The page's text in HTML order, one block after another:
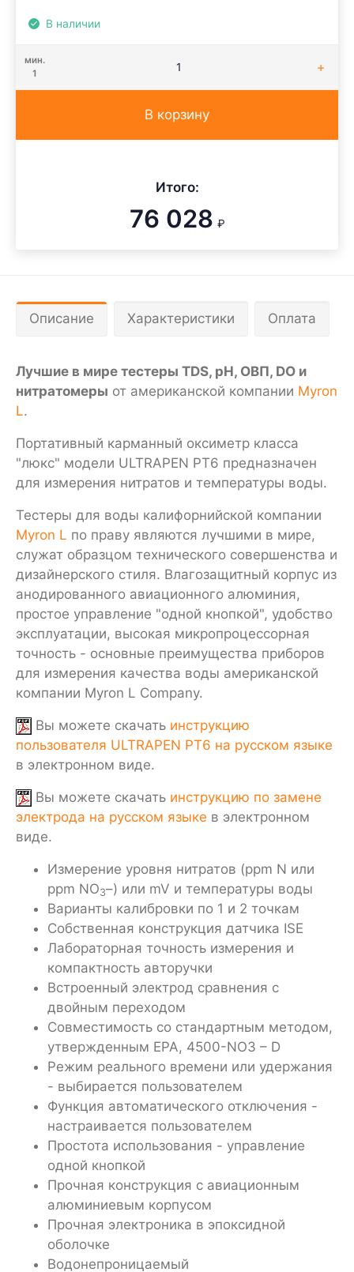
В наличии
мин.
1
В корзину
Итого:
76 028 ₽
Описание Характеристики Оплата
Лучшие в мире тестеры TDS, pH, ОВП, DO и
нитратомеры от американской компании Myron
L.
Портативный карманный оксиметр класса
"люкс" модели ULTRAPEN PT6 предназначен
для измерения нитратов и температуры воды.
Тестеры для воды калифорнийской компании
Myron L по праву являются лучшими в мире,
служат образцом технического совершенства и
дизайнерскoго стиля. Влагозащитный корпус из
анодированного авиационного алюминия,
простое управление "одной кнопкой", удобство
эксплуатации, высокая микропроцессорная
точность - основные преимущества приборов
для измерения качества воды американской
компании Myron L Company.
Вы можете скачать инструкцию
пользователя ULTRAPEN PT6 на русском языке
в электронном виде.
Вы можете скачать инструкцию по замене
электрода на русском языке в электронном
виде.
Измерение уровня нитратов (ppm N или
ppm NO3–) или mV и температуры воды
Варианты калибровки по 1 и 2 точкам
Собственная конструкция датчика ISE
Лабораторная точность измерения и
компактность авторучки
Встроенный электрод сравнения с
двойным переходом
Совместимость со стандартным методом,
утвержденным EPA, 4500-NO3 – D
Режим реального времени или удержания
- выбирается пользователем
Функция автоматического отключения -
настраивается пользователем
Простота использования - управление
одной кнопкой
Прочная конструкция с авиационным
алюминиевым корпусом
Прочная электроника в эпоксидной
оболочке
Водонепроницаемый